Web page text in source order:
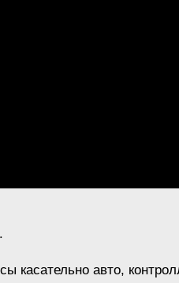
касательно авто,